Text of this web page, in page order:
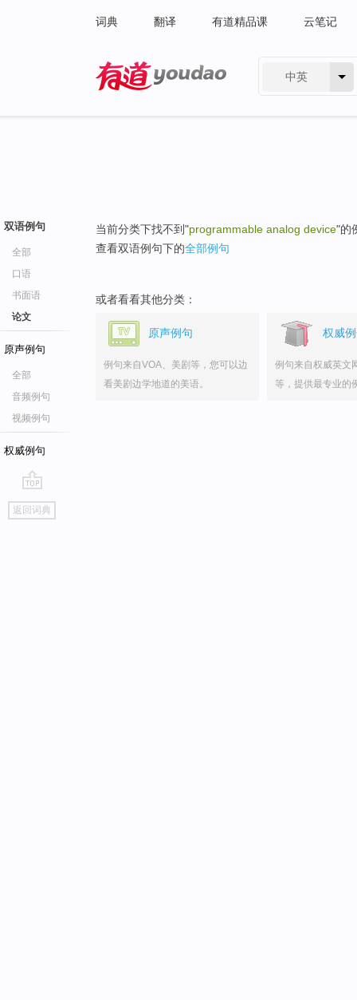
词典 翻译 有道精品课 云笔记
中英
双语例句
全部
口语
书面语
论文
原声例句
全部
音频例句
视频例句
权威例句
go
top
返回词典
当前分类下找不到"programmable analog device"的
查看双语例句下的全部例句
或者看看其他分类：
原声例句
例句来自VOA、美剧等，您可以边
看美剧边学地道的美语。
权威
例句来自权威英文
等，提供最专业的